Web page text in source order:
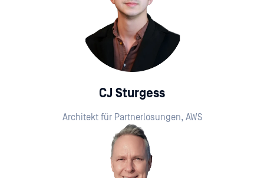
CJ Sturgess
Architekt für Partnerlösungen, AWS